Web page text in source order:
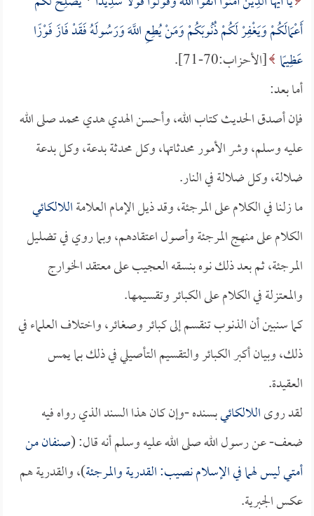
أَعْمَالَكُمْ وَيَغْفِرْ لَكُمْ ذُنُوبَكُمْ وَمَنْ يُطِعِ اللَّهَ وَرَسُولَهُ فَقَدْ فَازَ فَوْزًا
عَظِيمًا [الأحزاب:70-71].
أما بعد:
فإن أصدق الحديث كتاب الله، وأحسن الهدي هدي محمد صلى الله
عليه وسلم، وشر الأمور محدثاتها، وكل محدثة بدعة، وكل بدعة
ضلالة، وكل ضلالة في النار.
ما زلنا في الكلام على المرجئة، وقد ذيل الإمام العلامةاللالكائي
الكلام على منهج المرجئة وأصول اعتقادهم، وبما روي في تضليل
المرجئة، ثم بعد ذلك نوه بنسقه العجيب على معتقد الخوارج
والمعتزلة في الكلام على الكبائر وتقسيمها.
كما سنبين أن الذنوب تنقسم إلى كبائر وصغائر، واختلاف العلماء في
ذلك، وبيان أكبر الكبائر والتقسيم التأصيلي في ذلك بما يمس
العقيدة.
لقد روىاللالكائيبسنده -وإن كان هذا السند الذي رواه فيه
ضعف- عن رسول الله صلى الله عليه وسلم أنه قال: (صنفان من
أمتي ليس لهما في الإسلام نصيب: القدرية والمرجئة)، والقدرية هم
عكس الجبرية.